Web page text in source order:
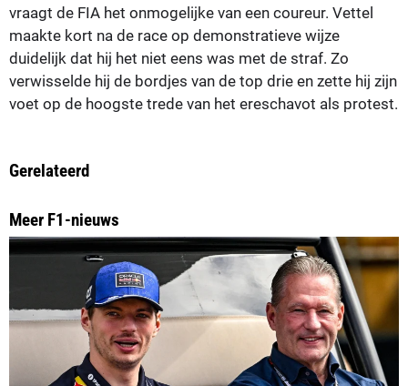
vraagt de FIA het onmogelijke van een coureur. Vettel
maakte kort na de race op demonstratieve wijze
duidelijk dat hij het niet eens was met de straf. Zo
verwisselde hij de bordjes van de top drie en zette hij zijn
voet op de hoogste trede van het ereschavot als protest.
Gerelateerd
Meer F1-nieuws